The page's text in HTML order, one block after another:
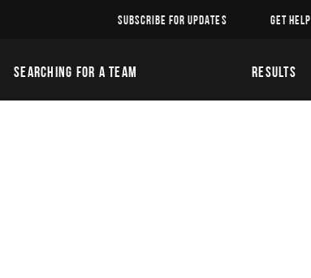
SUBSCRIBE FOR UPDATES GET HELP
SEARCHING FOR A TEAM RESULTS